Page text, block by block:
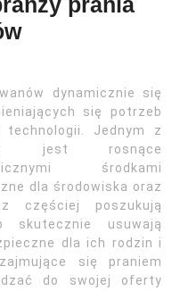
dynamicznie się
się potrzeb
technologii. Jednym z
jest rosnące
środkami
dla środowiska oraz
częściej poszukują
usuwają
dla ich rodzin i
się praniem
do swojej oferty